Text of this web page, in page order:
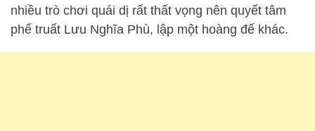
nhiều trò chơi quái dị rất thất vọng nên quyết tâm
phế truất Lưu Nghĩa Phù, lập một hoàng đế khác.